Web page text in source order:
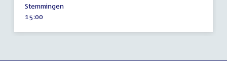
april
2023
Stemmingen
Tijd
15:00